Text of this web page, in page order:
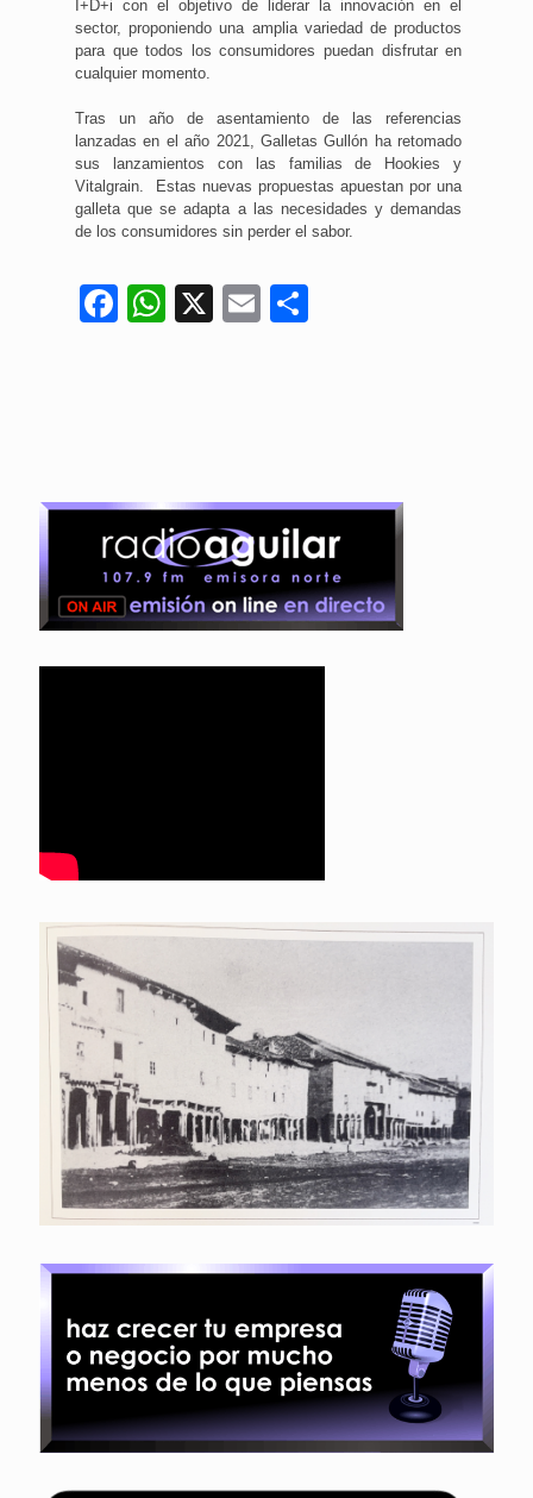
I+D+i con el objetivo de liderar la innovación en el
sector, proponiendo una amplia variedad de productos
para que todos los consumidores puedan disfrutar en
cualquier momento.
Tras un año de asentamiento de las referencias
lanzadas en el año 2021, Galletas Gullón ha retomado
sus lanzamientos con las familias de Hookies y
Vitalgrain. Estas nuevas propuestas apuestan por una
galleta que se adapta a las necesidades y demandas
de los consumidores sin perder el sabor.
Facebook
WhatsApp
X Email